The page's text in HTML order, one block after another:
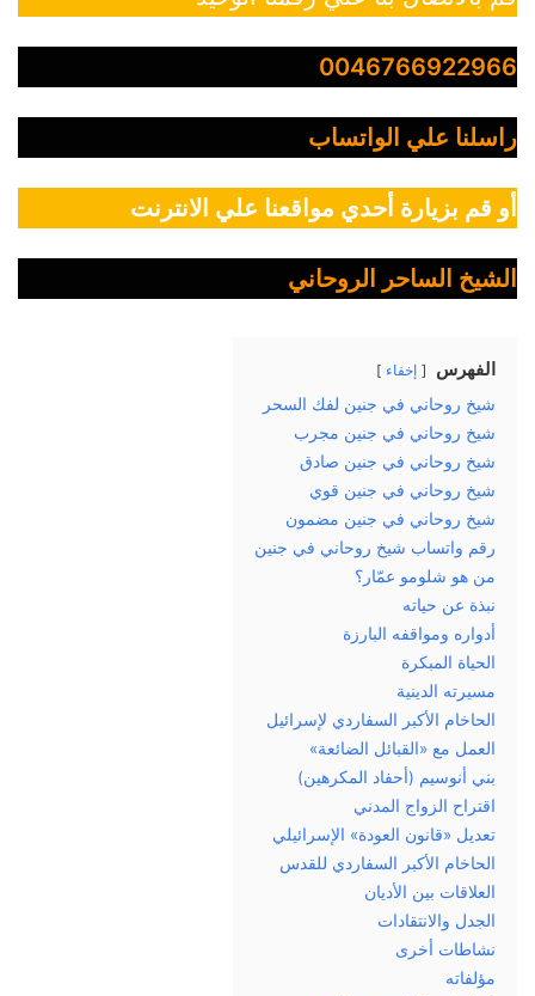
0046766922966
راسلنا علي الواتساب
أو قم بزيارة أحدي مواقعنا علي الانترنت
الشيخ الساحر الروحاني
الفهرس إخفاء
شيخ روحاني في جنين لفك السحر
شيخ روحاني في جنين مجرب
شيخ روحاني في جنين صادق
شيخ روحاني في جنين قوي
شيخ روحاني في جنين مضمون
رقم واتساب شيخ روحاني في جنين
من هو شلومو عمّار؟
نبذة عن حياته
أدواره ومواقفه البارزة
الحياة المبكرة
مسيرته الدينية
الحاخام الأكبر السفاردي لإسرائيل
العمل مع «القبائل الضائعة»
بني أنوسيم (أحفاد المكرهين)
اقتراح الزواج المدني
تعديل «قانون العودة» الإسرائيلي
الحاخام الأكبر السفاردي للقدس
العلاقات بين الأديان
الجدل والانتقادات
نشاطات أخرى
مؤلفاته